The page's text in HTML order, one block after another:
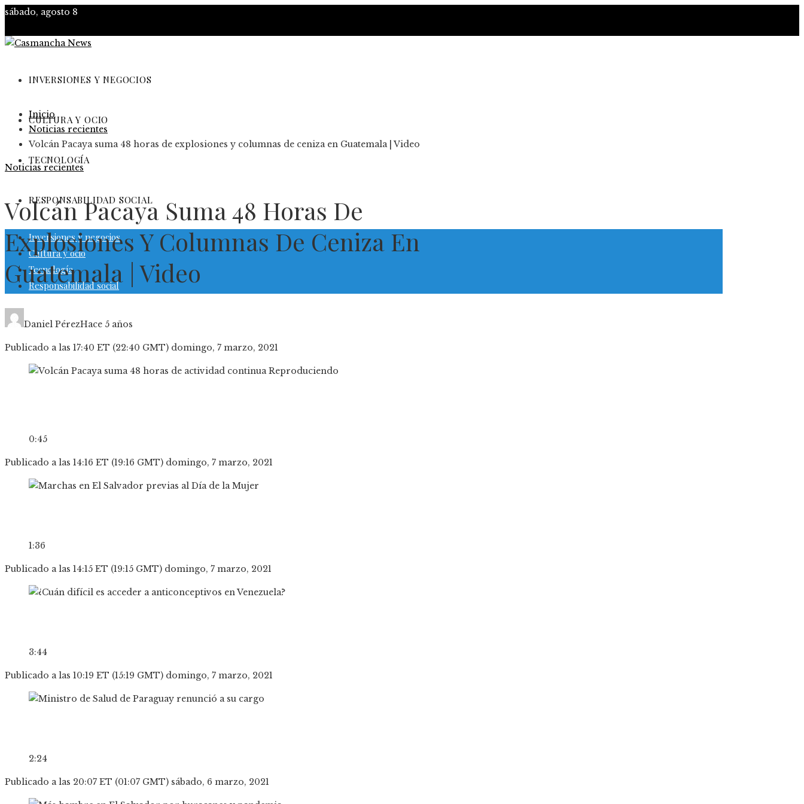
sábado, agosto 8
INVERSIONES Y NEGOCIOS
CULTURA Y OCIO
TECNOLOGÍA
RESPONSABILIDAD SOCIAL
Inversiones y negocios
Cultura y ocio
Tecnología
Responsabilidad social
Inicio
Noticias recientes
Volcán Pacaya suma 48 horas de explosiones y columnas de ceniza en Guatemala | Video
Noticias recientes
Volcán Pacaya Suma 48 Horas De
Explosiones Y Columnas De Ceniza En
Guatemala | Video
Daniel PérezHace 5 años
Publicado a las 17:40 ET (22:40 GMT) domingo, 7 marzo, 2021
Reproduciendo
0:45
Publicado a las 14:16 ET (19:16 GMT) domingo, 7 marzo, 2021
1:36
Publicado a las 14:15 ET (19:15 GMT) domingo, 7 marzo, 2021
3:44
Publicado a las 10:19 ET (15:19 GMT) domingo, 7 marzo, 2021
2:24
Publicado a las 20:07 ET (01:07 GMT) sábado, 6 marzo, 2021